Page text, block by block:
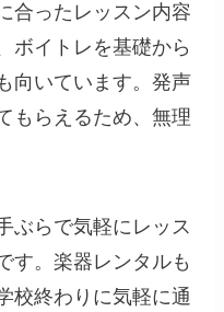
合ったレッスン内容
ボイトレを基礎から
向いています。発声
もらえるため、無理
ぶらで気軽にレッス
す。楽器レンタルも
校終わりに気軽に通